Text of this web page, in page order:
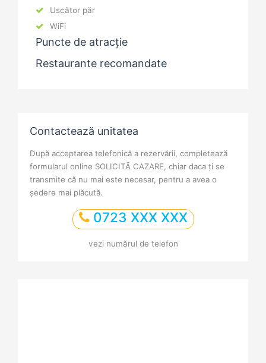
Uscător păr
WiFi
Puncte de atracție
Restaurante recomandate
Contactează unitatea
După acceptarea telefonică a rezervării, completează
formularul online SOLICITĂ CAZARE, chiar daca ți se
transmite că nu mai este necesar, pentru a avea o
ședere mai plăcută.
0723 XXX XXX
vezi numărul de telefon